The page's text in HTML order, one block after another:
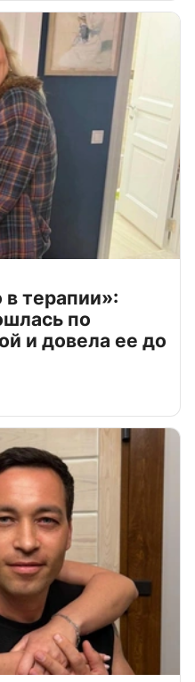
в терапии»:
по
и довела ее до